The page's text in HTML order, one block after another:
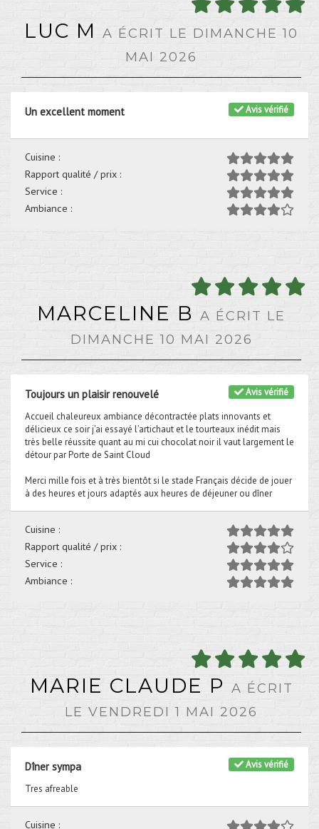
LUC M
A ÉCRIT LE DIMANCHE 10
MAI 2026
Avis vérifié
Un excellent moment
Cuisine :
Rapport qualité / prix :
Service :
Ambiance :
MARCELINE B A ÉCRIT LE
DIMANCHE 10 MAI 2026
Avis vérifié
Toujours un plaisir renouvelé
Accueil chaleureux ambiance décontractée plats innovants et
délicieux ce soir j'ai essayé l’artichaut et le tourteaux inédit mais
très belle réussite quant au mi cui chocolat noir il vaut largement le
détour par Porte de Saint Cloud
Merci mille fois et à très bientôt si le stade Français décide de jouer
à des heures et jours adaptés aux heures de déjeuner ou dîner
Cuisine :
Rapport qualité / prix :
Service :
Ambiance :
MARIE CLAUDE P A ÉCRIT
LE VENDREDI 1 MAI 2026
Avis vérifié
Dîner sympa
Tres afreable
Cuisine :